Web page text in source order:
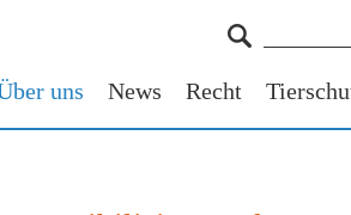
uns News Recht